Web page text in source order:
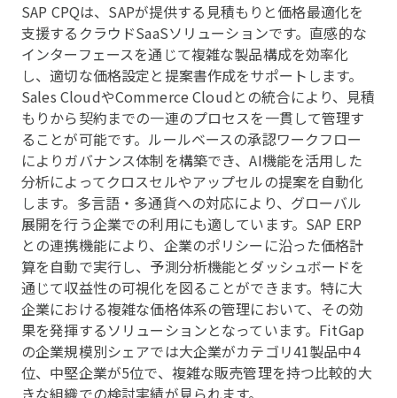
SAP CPQは、SAPが提供する見積もりと価格最適化を
支援するクラウドSaaSソリューションです。直感的な
インターフェースを通じて複雑な製品構成を効率化
し、適切な価格設定と提案書作成をサポートします。
Sales CloudやCommerce Cloudとの統合により、見積
もりから契約までの一連のプロセスを一貫して管理す
ることが可能です。ルールベースの承認ワークフロー
によりガバナンス体制を構築でき、AI機能を活用した
分析によってクロスセルやアップセルの提案を自動化
します。多言語・多通貨への対応により、グローバル
展開を行う企業での利用にも適しています。SAP ERP
との連携機能により、企業のポリシーに沿った価格計
算を自動で実行し、予測分析機能とダッシュボードを
通じて収益性の可視化を図ることができます。特に大
企業における複雑な価格体系の管理において、その効
果を発揮するソリューションとなっています。FitGap
の企業規模別シェアでは大企業がカテゴリ41製品中4
位、中堅企業が5位で、複雑な販売管理を持つ比較的大
きな組織での検討実績が見られます。